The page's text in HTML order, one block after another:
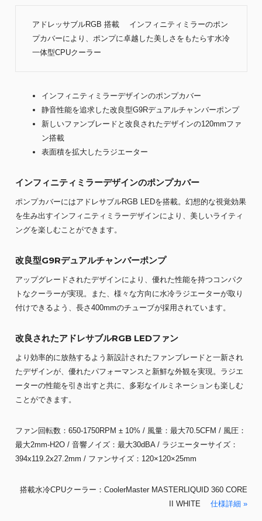
アドレッサブルRGB 搭載 インフィニティミラーのポン
プカバーにより、ポンプに卓越した美しさをもたらす水冷
一体型CPUクーラー
インフィニティミラーデザインのポンプカバー
静音性能を追求した改良型G9Rデュアルチャンバーポンプ
新しいファンブレードと改良されたデザインの120mmファ
ン搭載
表面積を拡大したラジエーター
インフィニティミラーデザインのポンプカバー
ポンプカバーにはアドレサブルRGB LEDを搭載。幻想的な視覚効果
を生み出すインフィニティミラーデザインにより、美しいライティ
ングを楽しむことができます。
改良型G9Rデュアルチャンバーポンプ
アップグレードされたデザインにより、優れた性能を持つコンパク
トなクーラーが実現。また、様々な方向に水冷ラジエーターが取り
付けできるよう、長さ400mmのチューブが採用されています。
改良されたアドレサブルRGB LEDファン
より効率的に放熱するよう新設計されたファンブレードと一新され
たデザインが、優れたパフォーマンスと新鮮な外観を実現。ラジエ
ーターの性能を引き出すと共に、多彩なイルミネーションも楽しむ
ことができます。
ファン回転数：650-1750RPM ± 10% / 風量：最大70.5CFM / 風圧：
最大2mm-H2O / 音響ノイズ：最大30dBA / ラジエーターサイズ：
394x119.2x27.2mm / ファンサイズ：120×120×25mm
搭載水冷CPUクーラー：CoolerMaster MASTERLIQUID 360 CORE
II WHITE 仕様詳細 »